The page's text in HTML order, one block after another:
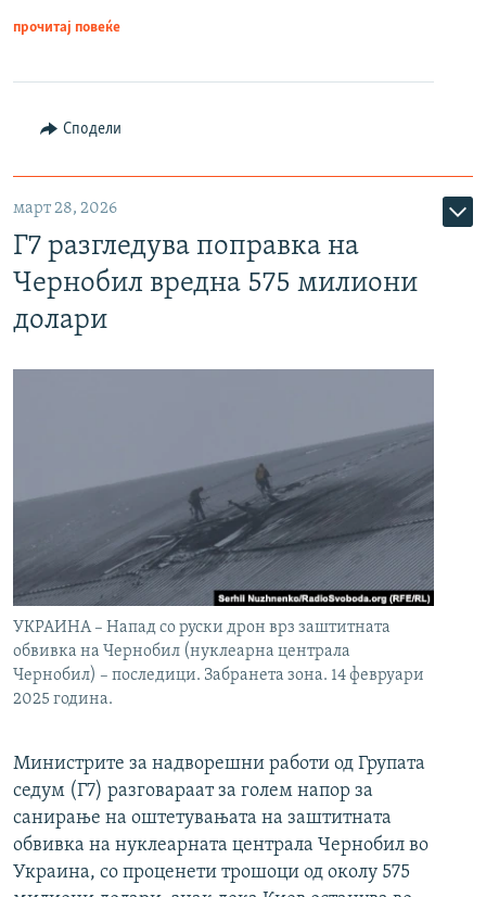
прочитај повеќе
Сподели
март 28, 2026
Г7 разгледува поправка на
Чернобил вредна 575 милиони
долари
УКРАИНА – Напад со руски дрон врз заштитната
обвивка на Чернобил (нуклеарна централа
Чернобил) – последици. Забранета зона. 14 февруари
2025 година.
Министрите за надворешни работи од Групата
седум (Г7) разговараат за голем напор за
санирање на оштетувањата на заштитната
обвивка на нуклеарната централа Чернобил во
Украина, со проценети трошоци од околу 575